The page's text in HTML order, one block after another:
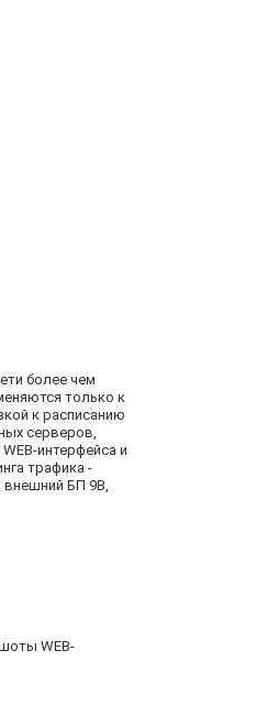
более чем
только к
к расписанию
серверов,
интерфейса и
трафика -
внешний БП 9В,
WEB-